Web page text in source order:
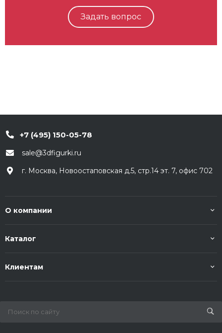
Задать вопрос
+7 (495) 150-05-78
sale@3dfigurki.ru
г. Москва, Новоостаповская д.5, стр.14 эт. 7, офис 702
О компании
Каталог
Клиентам